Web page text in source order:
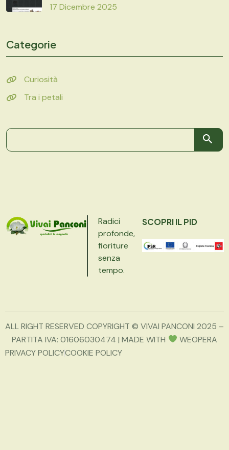
17 Dicembre 2025
Categorie
Curiosità
Tra i petali
Radici
profonde,
fioriture
senza
tempo.
SCOPRI IL PID
ALL RIGHT RESERVED COPYRIGHT © VIVAI PANCONI 2025 –
PARTITA IVA: 01606030474 | MADE WITH
WEOPERA
PRIVACY POLICYCOOKIE POLICY